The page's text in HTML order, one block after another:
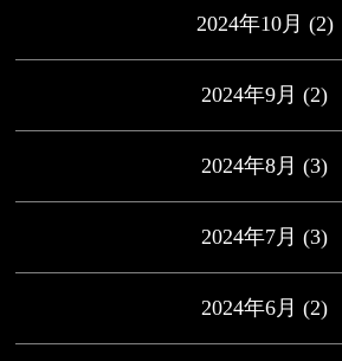
2024年10月 (2)
2024年9月 (2)
2024年8月 (3)
2024年7月 (3)
2024年6月 (2)